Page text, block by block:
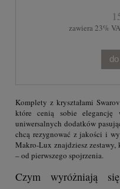
zawiera 23%
Komplety z kryształami
które cenią sobie elegancję
uniwersalnych dodatków
chcą rezygnować z jakości i
Makro-Lux znajdziesz zestawy,
– od pierwszego spojrzenia.
Czym wyróżniają